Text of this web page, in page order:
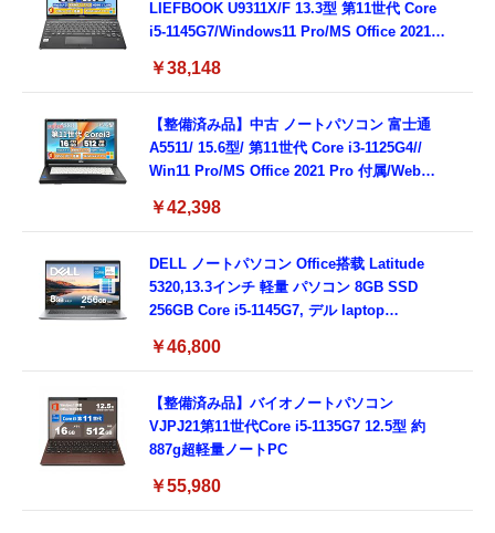
LIEFBOOK U9311X/F 13.3型 第11世代 Core
i5-1145G7/Windows11 Pro/MS Office 2021搭
Type-C/360度回転対応/有線静音マウス付
8GB,SSD256GB)
￥38,148
【整備済み品】中古 ノートパソコン 富士通
A5511/ 15.6型/ 第11世代 Core i3-1125G4//
Win11 Pro/MS Office 2021 Pro 付属/Webカ
3.0)/ 有線静音マウス付属/ 180日保証（メモリ
￥42,398
DELL ノートパソコン Office搭载 Latitude
5320,13.3インチ 軽量 パソコン 8GB SSD
256GB Core i5-1145G7, デル laptop
ド付き (整備済み品)
￥46,800
【整備済み品】バイオノートパソコン
VJPJ21第11世代Core i5-1135G7 12.5型 約
887g超軽量ノートPC
￥55,980